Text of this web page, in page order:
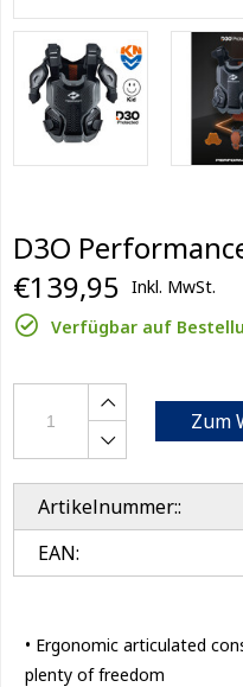
D3O
€139,95 Inkl. MwSt.
Verfügbar auf
Zum
Artikelnummer::
EAN:
• Ergonomic articulated
plenty of freedom